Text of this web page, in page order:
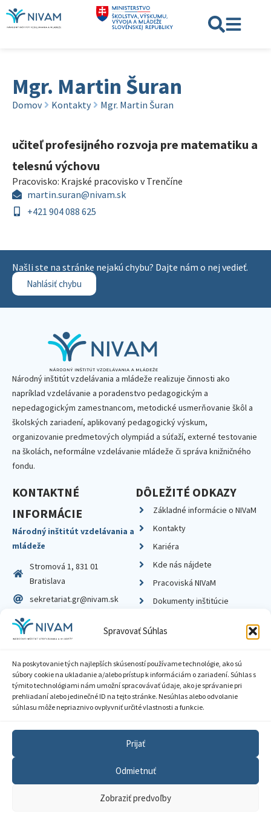
Spravovať Súhlas
Na poskytovanie tých najlepších skúseností používame technológie, ako sú
súbory cookie na ukladanie a/alebo prístup k informáciám o zariadení. Súhlas s
týmito technológiami nám umožní spracovávať údaje, ako je správanie pri
prehliadaní alebo jedinečné ID na tejto stránke. Nesúhlas alebo odvolanie
súhlasu môže nepriaznivo ovplyvniť určité vlastnosti a funkcie.
Prijať
Odmietnuť
Zobraziť predvoľby
Mgr. Martin Šuran
Domov Kontakty Mgr. Martin Šuran
učiteľ profesijného rozvoja pre matematiku a
telesnú výchovu
Pracovisko: Krajské pracovisko v Trenčíne
martin.suran@nivam.sk
+421 904 088 625
Našli ste na stránke nejakú chybu? Dajte nám o nej vedieť.
Nahlásiť chybu
Národný inštitút vzdelávania a mládeže realizuje činnosti ako
napríklad vzdelávanie a poradenstvo pedagogickým a
nepedagogickým zamestnancom, metodické usmerňovanie škôl a
školských zariadení, aplikovaný pedagogický výskum,
organizovanie predmetových olympiád a súťaží, externé testovanie
na školách, neformálne vzdelávanie mládeže či správa knižničného
fondu.
KONTAKTNÉ
INFORMÁCIE
Národný inštitút vzdelávania a
mládeže
Stromová 1, 831 01
Bratislava
sekretariat.gr@nivam.sk
IČO: 00164348
DIČ: 2020798714
DÔLEŽITÉ ODKAZY
Základné informácie o NIVaM
Kontakty
Kariéra
Kde nás nájdete
Pracoviská NIVaM
Dokumenty inštitúcie
Zásady ochrany súkromia
Sprístupnenie informácií
GDPR